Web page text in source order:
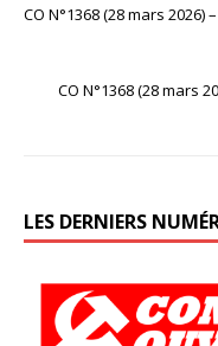
CO N°1368 (28 mars
CO N°1368 (28 mars
LES DERNIERS